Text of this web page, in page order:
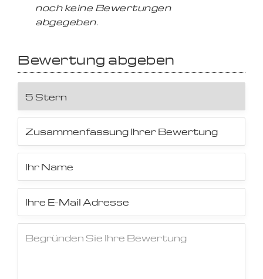
noch keine Bewertungen
abgegeben.
Bewertung abgeben